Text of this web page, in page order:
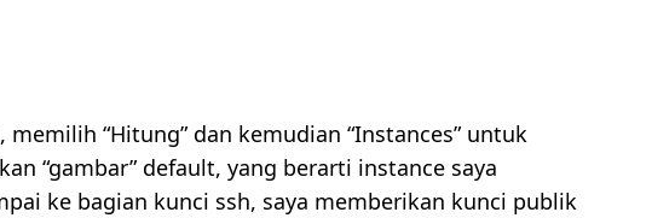
“Hitung” dan kemudian “Instances” untuk
“gambar” default, yang berarti instance saya
ke bagian kunci ssh, saya memberikan kunci publik